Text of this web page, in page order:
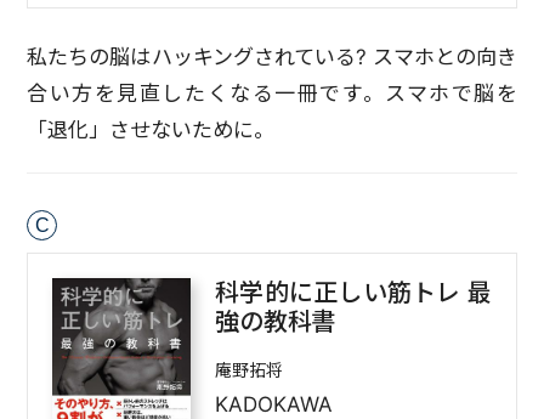
私たちの脳はハッキングされている? スマホとの向き
合い方を見直したくなる一冊です。スマホで脳を
「退化」させないために。
C
科学的に正しい筋トレ 最
強の教科書
庵野拓将
KADOKAWA